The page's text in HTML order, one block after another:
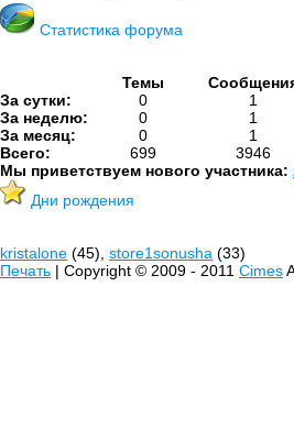
Статистика форума
Темы
За сутки:
0 1
За неделю:
0 1
За месяц:
0 1
Всего:
699 3946
Мы приветствуем нового участника:
Дни рождения
kristalone (45), store1sonusha (33)
Печать | Copyright © 2009 - 2011 Cimes